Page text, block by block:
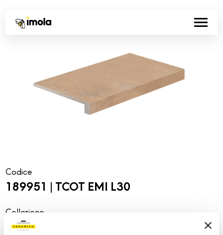
Codice
189951 | TCOT EMI L30
Collezione
00761